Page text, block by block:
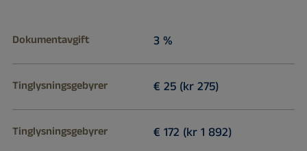
Dokumentavgift 3 %
Tinglysningsgebyrer € 25 (kr 275)
Tinglysningsgebyrer € 172 (kr 1 892)